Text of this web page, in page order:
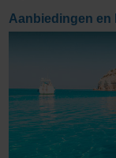
Aanbiedingen en